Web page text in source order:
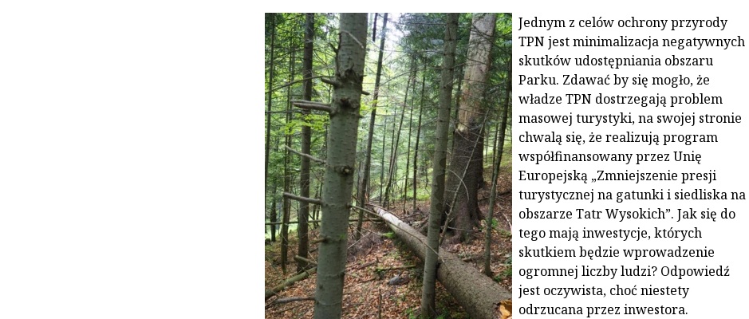
Jednym z celów ochrony przyrody
TPN jest minimalizacja negatywnych
skutków udostępniania obszaru
Parku. Zdawać by się mogło, że
władze TPN dostrzegają problem
masowej turystyki, na swojej stronie
chwalą się, że realizują program
współfinansowany przez Unię
Europejską „Zmniejszenie presji
turystycznej na gatunki i siedliska na
obszarze Tatr Wysokich”. Jak się do
tego mają inwestycje, których
skutkiem będzie wprowadzenie
ogromnej liczby ludzi? Odpowiedź
jest oczywista, choć niestety
odrzucana przez inwestora.